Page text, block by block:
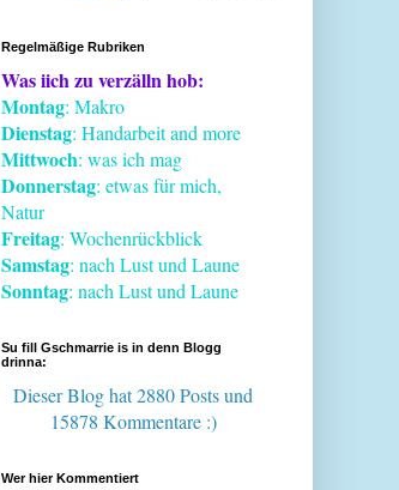
Regelmäßige Rubriken
Was iich zu verzälln hob:
Montag: Makro
Dienstag: Handarbeit and more
Mittwoch: was ich mag
Donnerstag: etwas für mich,
Natur
Freitag: Wochenrückblick
Samstag: nach Lust und Laune
Sonntag: nach Lust und Laune
Su fill Gschmarrie is in denn Blogg
drinna:
Dieser Blog hat 2880 Postsund
15878 Kommentare :)
Wer hier Kommentiert